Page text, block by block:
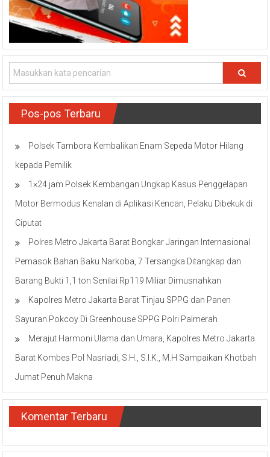
Pos-pos Terbaru
Polsek Tambora Kembalikan Enam Sepeda Motor Hilang
kepada Pemilik
1×24 jam Polsek Kembangan Ungkap Kasus Penggelapan
Motor Bermodus Kenalan di Aplikasi Kencan, Pelaku Dibekuk di
Ciputat
Polres Metro Jakarta Barat Bongkar Jaringan Internasional
Pemasok Bahan Baku Narkoba, 7 Tersangka Ditangkap dan
Barang Bukti 1,1 ton Senilai Rp119 Miliar Dimusnahkan
Kapolres Metro Jakarta Barat Tinjau SPPG dan Panen
Sayuran Pokcoy Di Greenhouse SPPG Polri Palmerah
Merajut Harmoni Ulama dan Umara, Kapolres Metro Jakarta
Barat Kombes Pol Nasriadi, S.H., S.I.K., M.H Sampaikan Khotbah
Jumat Penuh Makna
Komentar Terbaru